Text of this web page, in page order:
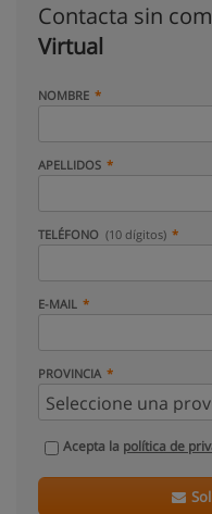
Contacta sin
Virtual
NOMBRE
APELLIDOS
TELÉFONO (10 dígitos)
E-MAIL
PROVINCIA
Acepta la política de